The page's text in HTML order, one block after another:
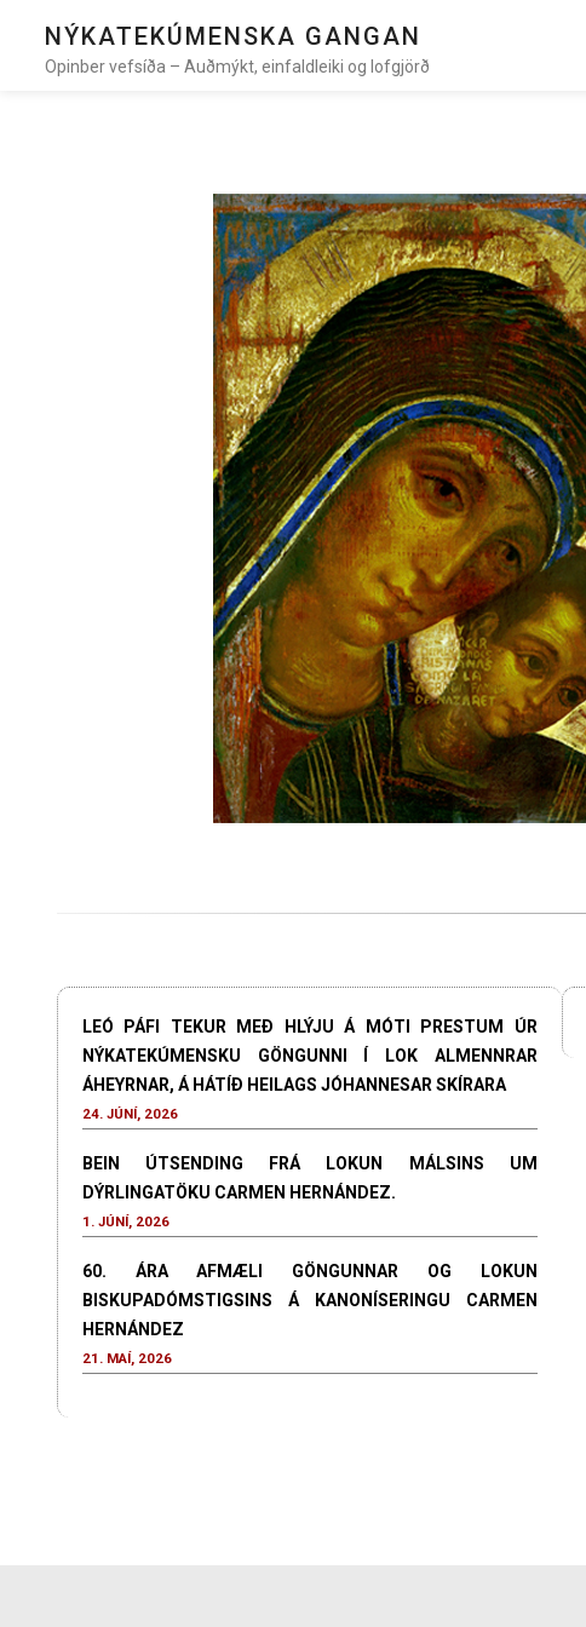
NÝKATEKÚMENSKA GANGAN
Opinber vefsíða – Auðmýkt, einfaldleiki og lofgjörð
LEÓ PÁFI TEKUR MEÐ HLÝJU Á MÓTI PRESTUM ÚR
NÝKATEKÚMENSKU GÖNGUNNI Í LOK ALMENNRAR
ÁHEYRNAR, Á HÁTÍÐ HEILAGS JÓHANNESAR SKÍRARA
24. JÚNÍ, 2026
BEIN ÚTSENDING FRÁ LOKUN MÁLSINS UM
DÝRLINGATÖKU CARMEN HERNÁNDEZ.
1. JÚNÍ, 2026
60. ÁRA AFMÆLI GÖNGUNNAR OG LOKUN
BISKUPADÓMSTIGSINS Á KANONÍSERINGU CARMEN
HERNÁNDEZ
21. MAÍ, 2026